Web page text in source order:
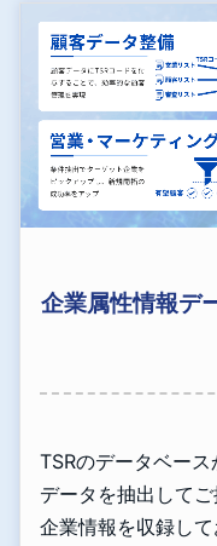
企業属性情報デ
TSRのデータベー
データを抽出して
企業情報を収録し